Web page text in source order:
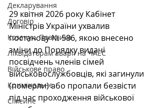
Декларування
Договір
Козачук. Практика
Ліквідаторам аварії на ЧАЕС
Військове право
Кримінальне
Сімейне
29 квітня 2026 року Кабінет
Міністрів України ухвалив
постанову № 586, якою внесено
зміни до Порядку видачі
посвідчень членів сімей
військовослужбовців, які загинули
(померли) або пропали безвісти
під час проходження військової